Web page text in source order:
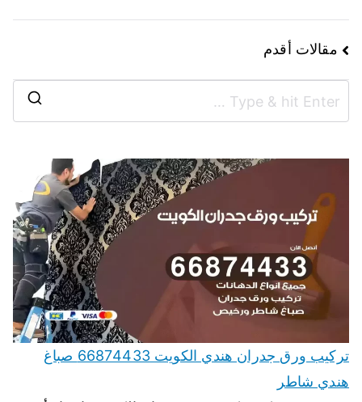
مقالات أقدم
تركيب ورق جدران هندي الكويت 66874433 صباغ
هندي شاطر